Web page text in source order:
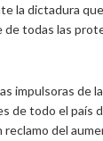
la dictadura
todas las
impulsoras de
de todo el país
del